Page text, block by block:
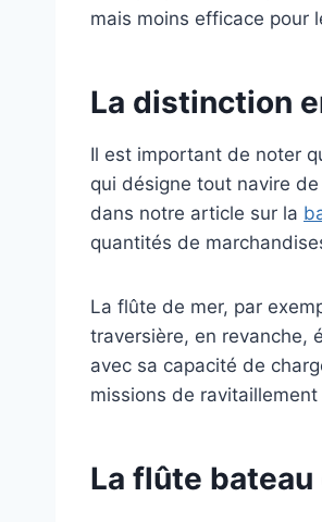
mais moins efficace pour
La distinction
Il est important de noter
qui désigne tout navire
dans notre article sur la
quantités de
La flûte de mer, par
traversière, en revanche,
avec sa capacité de
missions de
La flûte